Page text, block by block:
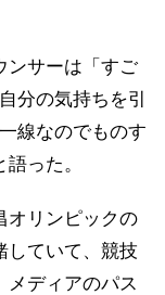
ンサーは「すご
分の気持ちを引
線なのでものす
った。
オリンピックの
していて、競技
メディアのパス